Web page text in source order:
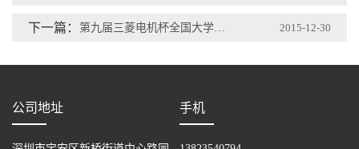
下一篇： 第九届三菱电机杯全国大学生电气与自动化大赛圆满落幕 2015-12-30
公司地址 手机